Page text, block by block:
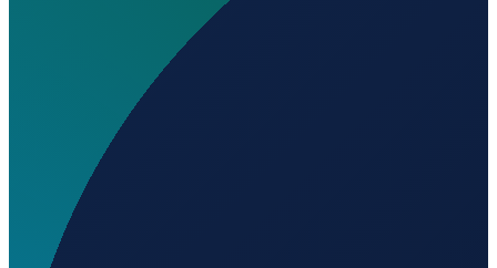
Wo liegt Adjumani Airport?
Was ist der ICAO-Code von Adjumani Airport?
Auf welcher Höhe liegt Adjumani Airport?